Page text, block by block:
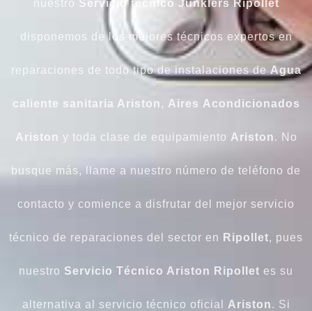
nuestro Servicio técnico Junklers Ripollet
disponemos de los mejores técnicos expertos en
reparaciones de todo tipo de instalaciones de Agua
caliente sanitaria Ariston , Aires Acondicionados
Ariston y toda clase de equipamiento Ariston. No
busque más, llame a nuestro número de teléfono de
contacto y comience a disfrutar del mejor servicio
técnico de reparaciones del sector en Ripollet, pues
nuestro Servicio Técnico Ariston Ripollet es su
alternativa al servicio técnico oficial Ariston. Si